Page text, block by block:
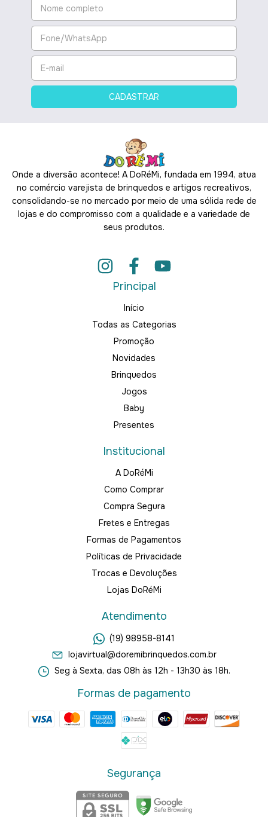
Onde a diversão acontece! A DoRéMi, fundada em 1994, atua
no comércio varejista de brinquedos e artigos recreativos,
consolidando-se no mercado por meio de uma sólida rede de
lojas e do compromisso com a qualidade e a variedade de
seus produtos.
Principal
Início
Todas as Categorias
Promoção
Novidades
Brinquedos
Jogos
Baby
Presentes
Institucional
A DoRéMi
Como Comprar
Compra Segura
Fretes e Entregas
Formas de Pagamentos
Políticas de Privacidade
Trocas e Devoluções
Lojas DoRéMi
Atendimento
(19) 98958-8141
lojavirtual@doremibrinquedos.com.br
Seg à Sexta, das 08h às 12h - 13h30 às 18h.
Formas de pagamento
Segurança